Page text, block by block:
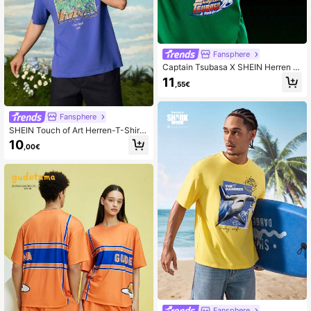
Fansphere
SHEIN Touch of Art Herren-T-Shirt
mit Rundhalsausschnitt und Iris-Blu
menmuster, kurzärmelig, Blau
10 ,00€
Fansphere
Captain Tsubasa X SHEIN Herren L
ässig Portrait Grafik Rundhals Kurz
arm T-Shirt, Sommer
11 ,55€